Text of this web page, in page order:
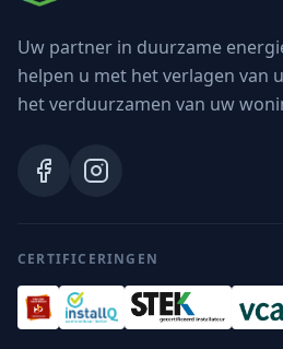
Uw partner in duurzame
helpen u met het verlagen van
het verduurzamen van uw
CERTIFICERINGEN